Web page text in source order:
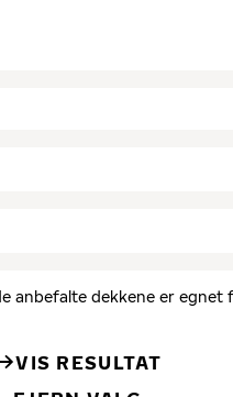
anbefalte dekkene er
VIS RESULTAT